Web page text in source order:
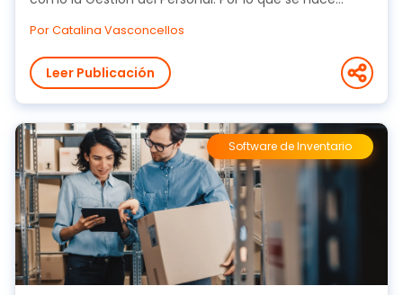
Por Catalina Vasconcellos
Leer Publicación
Software de Inventario